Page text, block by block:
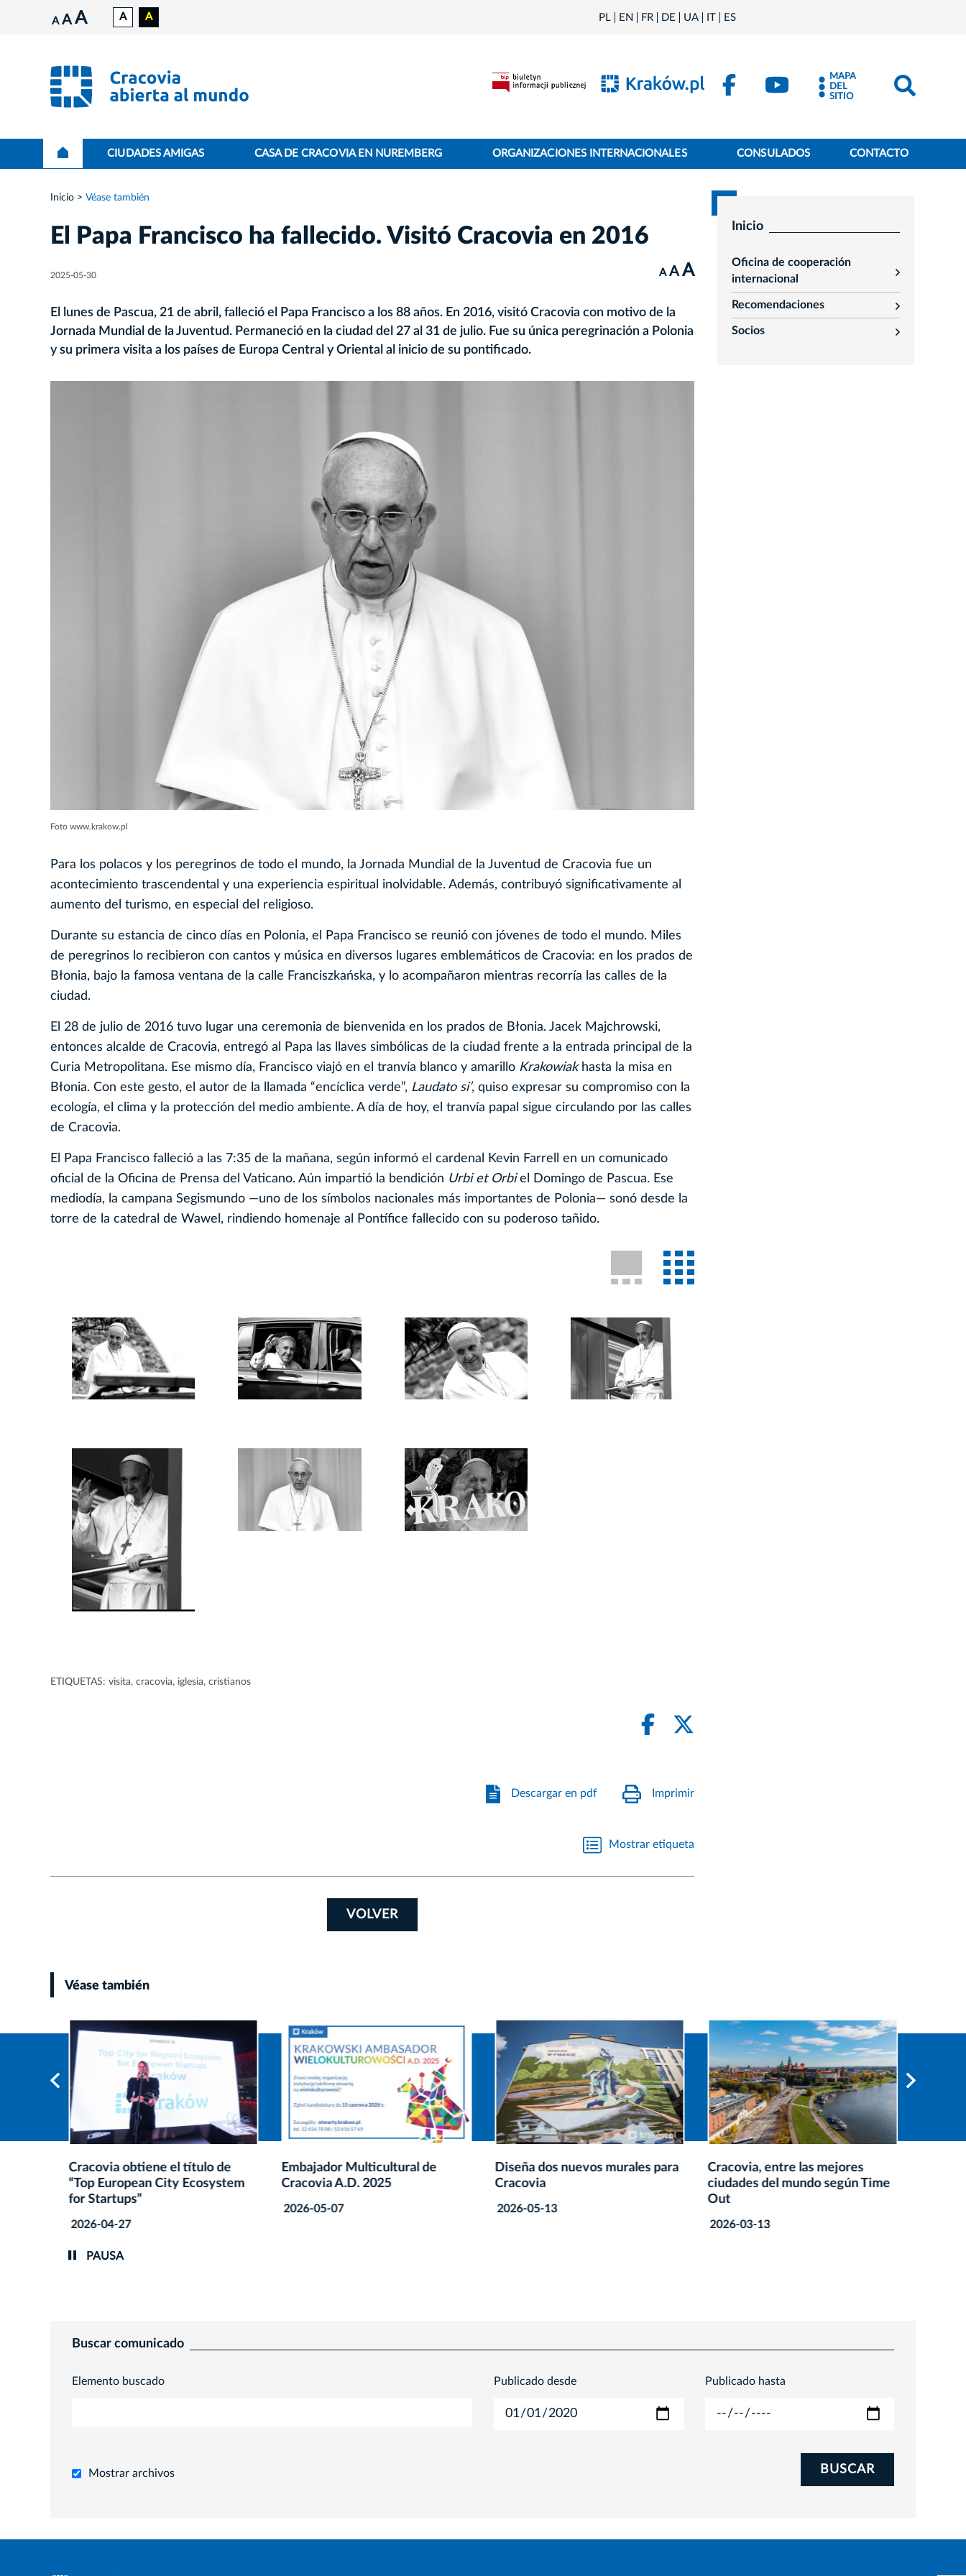
A A A A A PL EN FR DE UA IT ES
MAPA
DEL
SITIO
CIUDADES AMIGAS CASA DE CRACOVIA EN NUREMBERG ORGANIZACIONES INTERNACIONALES CONSULADOS CONTACTO
Inicio Véase también
El Papa Francisco ha fallecido. Visitó Cracovia en 2016
2025-05-30 A A A
El lunes de Pascua, 21 de abril, falleció el Papa Francisco a los 88 años. En 2016, visitó Cracovia con motivo de la
Jornada Mundial de la Juventud. Permaneció en la ciudad del 27 al 31 de julio. Fue su única peregrinación a Polonia
y su primera visita a los países de Europa Central y Oriental al inicio de su pontificado.
Foto www.krakow.pl
Para los polacos y los peregrinos de todo el mundo, la Jornada Mundial de la Juventud de Cracovia fue un
acontecimiento trascendental y una experiencia espiritual inolvidable. Además, contribuyó significativamente al
aumento del turismo, en especial del religioso.
Durante su estancia de cinco días en Polonia, el Papa Francisco se reunió con jóvenes de todo el mundo. Miles
de peregrinos lo recibieron con cantos y música en diversos lugares emblemáticos de Cracovia: en los prados de
Błonia, bajo la famosa ventana de la calle Franciszkańska, y lo acompañaron mientras recorría las calles de la
ciudad.
El 28 de julio de 2016 tuvo lugar una ceremonia de bienvenida en los prados de Błonia. Jacek Majchrowski,
entonces alcalde de Cracovia, entregó al Papa las llaves simbólicas de la ciudad frente a la entrada principal de la
Curia Metropolitana. Ese mismo día, Francisco viajó en el tranvía blanco y amarillo Krakowiakhasta la misa en
Błonia. Con este gesto, el autor de la llamada “encíclica verde”, Laudato si’, quiso expresar su compromiso con la
ecología, el clima y la protección del medio ambiente. A día de hoy, el tranvía papal sigue circulando por las calles
de Cracovia.
El Papa Francisco falleció a las 7:35 de la mañana, según informó el cardenal Kevin Farrell en un comunicado
oficial de la Oficina de Prensa del Vaticano. Aún impartió la bendición Urbi et Orbiel Domingo de Pascua. Ese
mediodía, la campana Segismundo —uno de los símbolos nacionales más importantes de Polonia— sonó desde la
torre de la catedral de Wawel, rindiendo homenaje al Pontífice fallecido con su poderoso tañido.
ETIQUETAS: visita, cracovia, iglesia, cristianos
Descargar en pdf Imprimir
Mostrar etiqueta
VOLVER
Inicio
Oficina de cooperación
internacional
rozwiń
Recomendaciones
rozwiń
Socios
rozwiń
Véase también
Cracovia obtiene el título de
“Top European City Ecosystem
for Startups”
2026-04-27
Embajador Multicultural de
Cracovia A.D. 2025
2026-05-07
Diseña dos nuevos murales para
Cracovia
2026-05-13
Cracovia, entre las mejores
ciudades del mundo según Time
Out
2026-03-13
PAUSA
Buscar comunicado
Elemento buscado Publicado desde Publicado hasta
Mostrar archivos BUSCAR